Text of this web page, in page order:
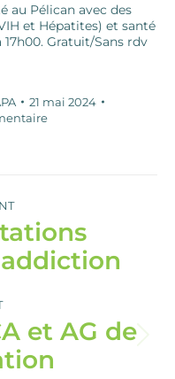
au Pélican avec des
et Hépatites) et santé
Gratuit/Sans rdv
21 mai 2024
et AG de